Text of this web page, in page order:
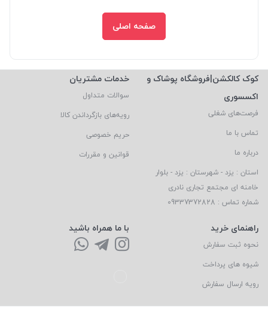
صفحه اصلی
کوک کالکشن|فروشگاه پوشاک و
اکسسوری
فرصت‌های شغلی
تماس با ما
درباره ما
استان : یزد - شهرستان : یزد - بلوار
خامنه ای مجتمع تجاری نادری
شماره تماس : 09337372828
خدمات مشتریان
سوالات متداول
رویه‌های بازگرداندن کالا
حریم خصوصی
قوانین و مقررات
راهنمای خرید
نحوه ثبت سفارش
شیوه های پرداخت
رویه ارسال سفارش
با ما همراه باشید